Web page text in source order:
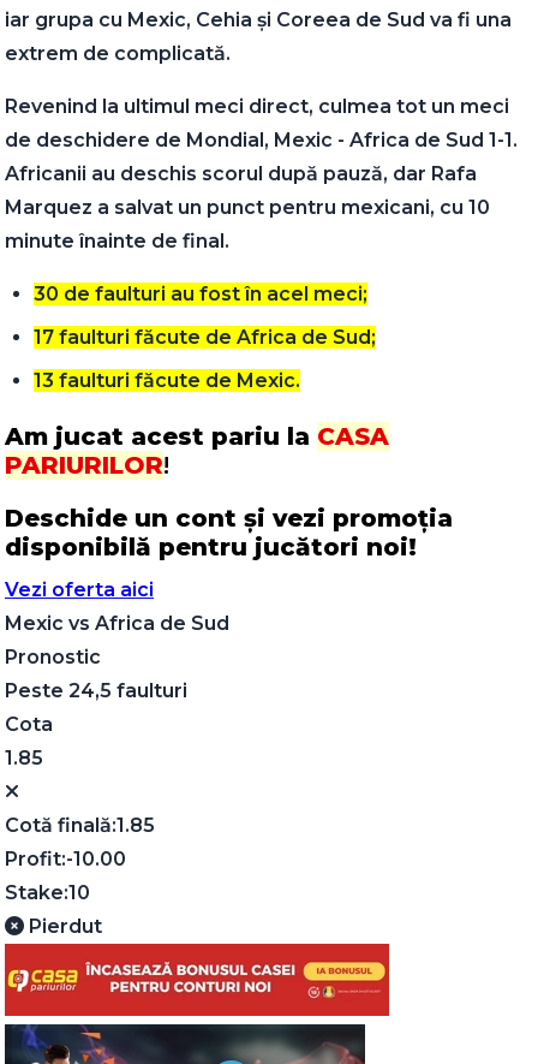
iar grupa cu Mexic, Cehia și Coreea de Sud va fi una
extrem de complicată.
Revenind la ultimul meci direct, culmea tot un meci
de deschidere de Mondial, Mexic - Africa de Sud 1-1.
Africanii au deschis scorul după pauză, dar Rafa
Marquez a salvat un punct pentru mexicani, cu 10
minute înainte de final.
30 de faulturi au fost în acel meci;
17 faulturi făcute de Africa de Sud;
13 faulturi făcute de Mexic.
Am jucat acest pariu la CASA
PARIURILOR!
Deschide un cont și vezi promoția
disponibilă pentru jucători noi!
Vezi oferta aici
Mexic vs Africa de Sud
Pronostic
Peste 24,5 faulturi
Cota
1.85
Cotă finală:1.85
Profit:-10.00
Stake:10
Pierdut